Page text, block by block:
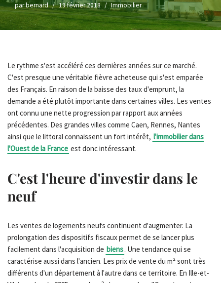
parbernard 19 février 2018 Immobilier
Le rythme s'est accéléré ces dernières années sur ce marché.
C'est presque une véritable fièvre acheteuse qui s'est emparée
des Français. En raison de la baisse des taux d'emprunt, la
demande a été plutôt importante dans certaines villes. Les ventes
ont connu une nette progression par rapport aux années
précédentes. Des grandes villes comme Caen, Rennes, Nantes
ainsi que le littoral connaissent un fort intérêt, l'immobilier dans
l'Ouest de la France est donc intéressant.
C'est l'heure d'investir dans le
neuf
Les ventes de logements neufs continuent d'augmenter. La
prolongation des dispositifs fiscaux permet de se lancer plus
facilement dans l'acquisition de biens. Une tendance qui se
caractérise aussi dans l'ancien. Les prix de vente du m² sont très
différents d'un département à l'autre dans ce territoire. En Ille-et-